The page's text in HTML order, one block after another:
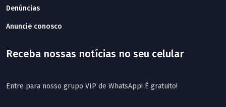
Denúncias
Anuncie conosco
Receba nossas notícias no seu celular
Entre para nosso grupo VIP de WhatsApp! É gratuito!